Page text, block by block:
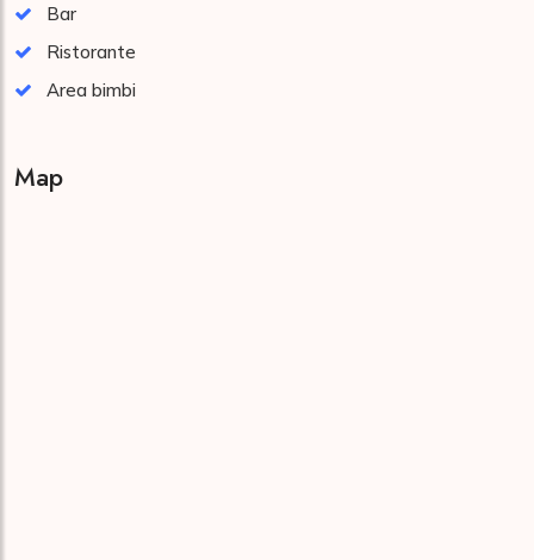
Bar
Ristorante
Area bimbi
Map